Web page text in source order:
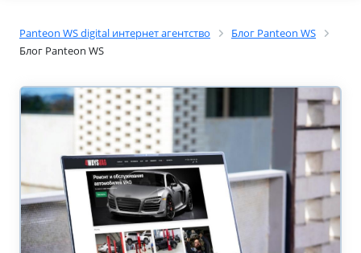
Panteon WS digital интернет агентство
Блог Panteon WS
Блог Panteon WS